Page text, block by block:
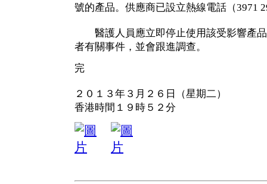
號的產品。供應商已設立熱線電話（3971
醫護人員應立即停止使用該受影響產品
者有關事件，並會跟進調查。
完
２０１３年３月２６日（星期二）
香港時間１９時５２分